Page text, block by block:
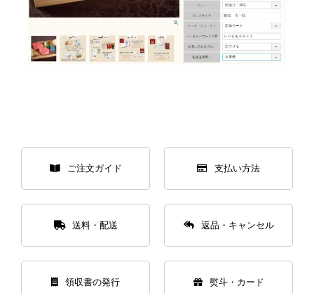
029-254-2441
ご注文ガイド 支払い方法
送料・配送 返品・キャンセル
領収書の発行 熨斗・カード